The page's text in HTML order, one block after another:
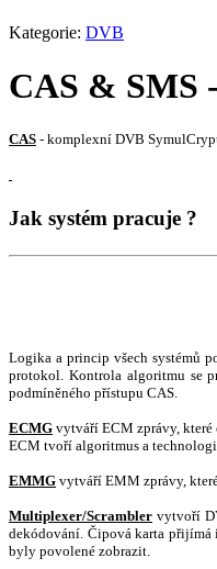
Kategorie: DVB
CAS & SMS -
CAS - komplexní DVB
Jak systém pracuje ?
Logika a princip všech systémů
protokol. Kontrola algoritmu se
podmíněného přístupu CAS.
ECMG vytváří ECM zprávy, které
ECM tvoří algoritmus a
EMMG vytváří EMM zprávy,
Multiplexer/Scrambler vytvoří
dekódování. Čipová karta přijímá
byly povolené zobrazit.